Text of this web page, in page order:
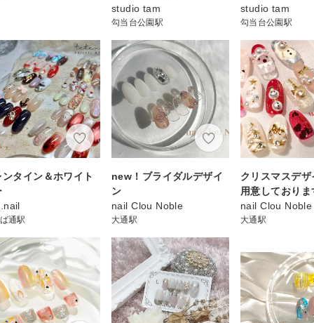
studio tam
勾当台公園駅
studio tam
勾当台公園駅
ンタイン＆ホワイト
通駅
new！ブライダルデザイ
ン
nail Clou Noble
大通駅
クリスマスデザ
用意しておりま
nail Clou Noble
大通駅